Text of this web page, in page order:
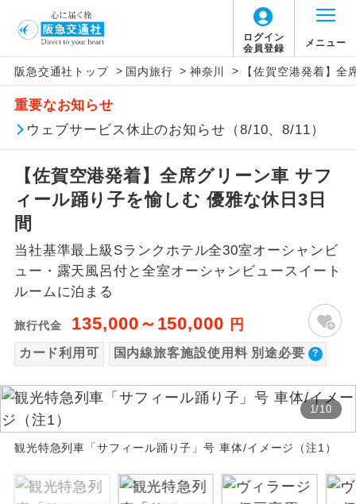
ログイン
会員登録
メニュー
阪急交通社トップ > 国内旅行 > 神奈川 > 【佐賀空港発着】
重要なお知らせ
ウェブサービス休止のお知らせ（8/10、8/11）
【佐賀空港発着】全席グリーン車 サフ
ィール踊り子を愉しむ 優雅な休日3日
間
当社基準最上級Sランクホテル全30室オーシャンビ
ュー・露天風呂付と全室オーシャンビュースイート
ルームに泊まる
旅行代金 135,000～150,000 円
カード利用可 国内線旅客施設使用料 別途必要
1/10
観光特急列車「サフィール踊り子」号 車体/イメージ（注1）
【国内旅客施設使用料について】
旅行代金に国内旅客施設使用料は含まれてお
りません。別途お支払いが必要となります。
羽田空港往復：大人900円、子供900円、幼児
900円
2026/10/6〜2027/6/4 羽田空港往復：大人
1,160円、子供1,160円、幼児1,160円
2027/6/5〜 羽田空港往復：大人1,180円、子
供1,180円、幼児1,180円
アイコン 説明
添乗員同行
往路出発空港（駅）から復路到着空港
（駅）まで同行します。
現地添乗員同
現地到着空港（駅）から最終日出発空港
（駅）まで添乗員が同行します。
バスガイド乗
務
があります。
新コース
ユネスコに登録されている文化遺産や自
然遺産を訪ねるコースです。
絶景 絶景スポットに立ち寄るコースです。
温泉 温泉地にも宿泊するコースです。
露天風呂
す。